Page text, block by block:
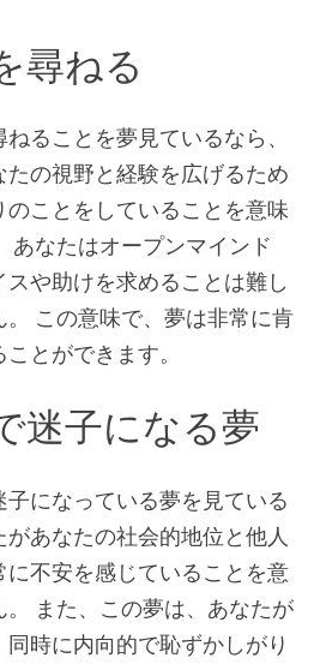
尋ねる
ることを夢見ているなら、
の視野と経験を広げるため
ことをしていることを意味
あなたはオープンマインド
や助けを求めることは難し
。 この意味で、夢は非常に肯
とができます。
迷子になる夢
になっている夢を見ている
あなたの社会的地位と他人
に不安を感じていることを意
また、この夢は、あなたが
時に内向的で恥ずかしがり